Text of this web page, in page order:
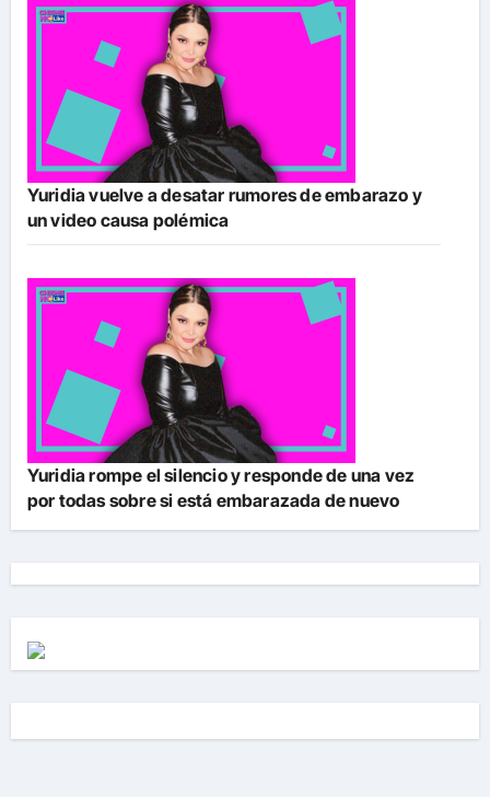
Yuridia vuelve a desatar rumores de embarazo y
un video causa polémica
Yuridia rompe el silencio y responde de una vez
por todas sobre si está embarazada de nuevo